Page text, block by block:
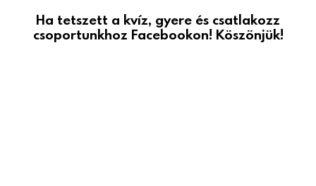
Ha tetszett a kvíz, gyere és csatlakozz
csoportunkhoz Facebookon! Köszönjük!